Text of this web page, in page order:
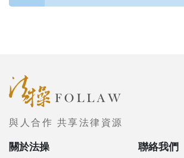
與人合作 共享法律資源
關於法操 聯絡我們